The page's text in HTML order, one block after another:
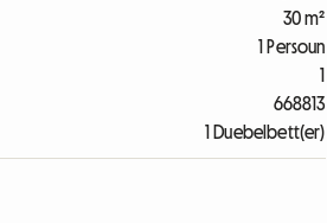
30 m²
1 Persoun
1
668813
1 Duebelbett(er)